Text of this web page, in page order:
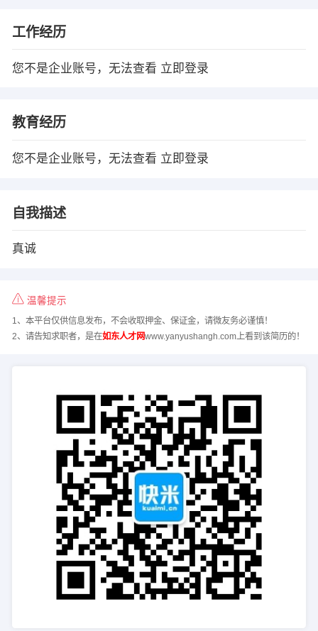
工作经历
您不是企业账号，无法查看 立即登录
教育经历
您不是企业账号，无法查看 立即登录
自我描述
真诚
温馨提示
1、本平台仅供信息发布，不会收取押金、保证金，请微友务必谨慎！
2、请告知求职者，是在如东人才网www.yanyushangh.com上看到该简历的！